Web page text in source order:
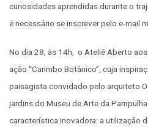
curiosidades aprendidas durante o
é necessário se inscrever pelo e-mail
No dia 28, às 14h, o Ateliê Aberto
ação “Carimbo Botânico”, cuja
paisagista convidado pelo arquiteto
jardins do Museu de Arte da
característica inovadora: a utilização